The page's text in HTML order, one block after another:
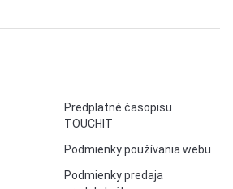
Predplatné časopisu
TOUCHIT
Podmienky používania webu
Podmienky predaja